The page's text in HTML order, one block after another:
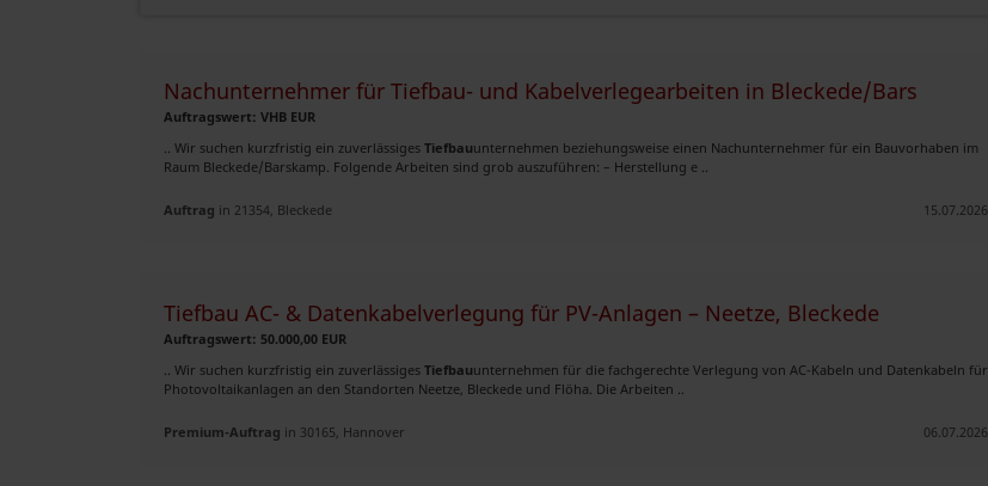
Nachunternehmer für Tiefbau- und Kabelverlegearbeiten in Bleckede/Bars
Auftragswert: VHB EUR
.. Wir suchen kurzfristig ein zuverlässiges Tiefbauunternehmen beziehungsweise einen Nachunternehmer für ein Bauvorhaben im
Raum Bleckede/Barskamp. Folgende Arbeiten sind grob auszuführen: – Herstellung e ..
Auftrag in 21354, Bleckede 15.07.2026
Tiefbau AC- & Datenkabelverlegung für PV-Anlagen – Neetze, Bleckede
Auftragswert: 50.000,00 EUR
.. Wir suchen kurzfristig ein zuverlässiges Tiefbauunternehmen für die fachgerechte Verlegung von AC-Kabeln und Datenkabeln für
Photovoltaikanlagen an den Standorten Neetze, Bleckede und Flöha. Die Arbeiten ..
Premium-Auftrag in 30165, Hannover 06.07.2026